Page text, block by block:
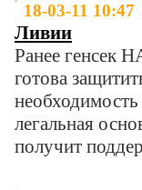
18-03-11 10:47
Ливии
Ранее генсек
готова
необходимость
легальная
получит